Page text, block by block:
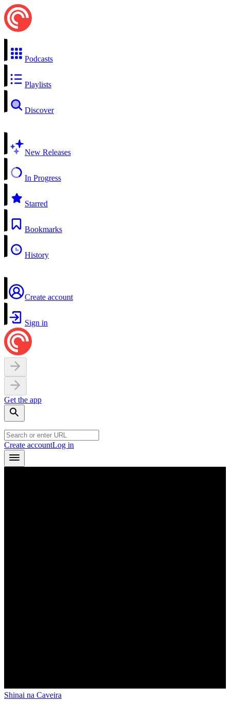
Podcasts
Playlists
Discover
New Releases
In Progress
Starred
Bookmarks
History
Create account
Sign in
Get the app
Create accountLog in
Shinai na Caveira